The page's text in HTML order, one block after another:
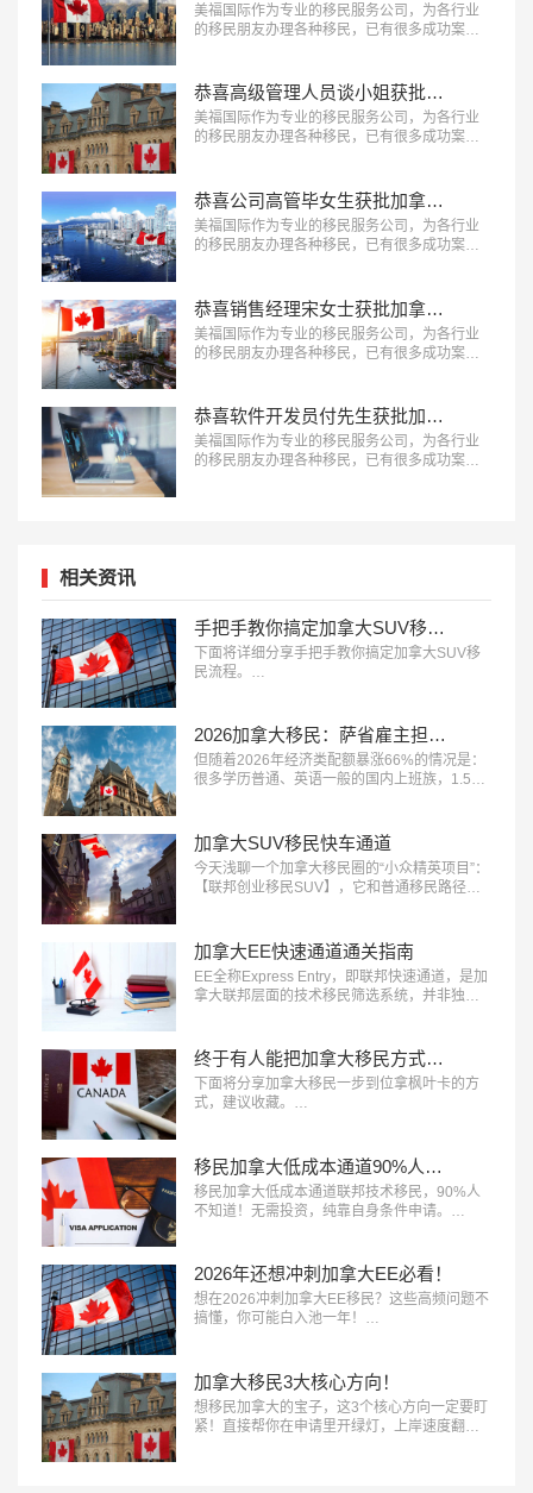
美福国际作为专业的移民服务公司，为各行业
的移民朋友办理各种移民，已有很多成功案
恭喜高级管理人员谈小姐获批加拿大联邦技术移民！
美福国际作为专业的移民服务公司，为各行业
的移民朋友办理各种移民，已有很多成功案
恭喜公司高管毕女生获批加拿大联邦技术移民！
美福国际作为专业的移民服务公司，为各行业
的移民朋友办理各种移民，已有很多成功案
恭喜销售经理宋女士获批加拿大阿省雇主担保移民！
美福国际作为专业的移民服务公司，为各行业
的移民朋友办理各种移民，已有很多成功案
恭喜软件开发员付先生获批加拿大安省雇主担保移民！
美福国际作为专业的移民服务公司，为各行业
的移民朋友办理各种移民，已有很多成功案
相关资讯
手把手教你搞定加拿大SUV移民流程
下面将详细分享手把手教你搞定加拿大SUV移
民流程。…
2026加拿大移民：萨省雇主担保，轻松拿PR
但随着2026年经济类配额暴涨66%的情况是：
很多学历普通、英语一般的国内上班族，1.5年
低、审批最快的加拿大省提名项目之一。…
加拿大SUV移民快车通道
今天浅聊一个加拿大移民圈的“小众精英项目”：
【联邦创业移民SUV​】，它和普通移民路径不
加拿大EE快速通道通关指南
EE全称Express Entry，即联邦快速通道，是加
拿大联邦层面的技术移民筛选系统，并非独立
打分制，移民局定期邀请高分申请人递交PR申
请，医疗、技工、法语人才成了优先邀请对
象。…
终于有人能把加拿大移民方式说清楚了
下面将分享加拿大移民​一步到位拿枫叶卡的方
式，建议收藏。…
移民加拿大低成本通道90%人不知道！
移民加拿大低成本通道联邦技术移民，90%人
不知道！无需投资，纯靠自身条件申请。…
2026年还想冲刺加拿大EE必看！
想在2026冲刺加拿大EE移民​？这些高频问题不
搞懂，你可能白入池一年！…
加拿大移民3大核心方向！
想移民加拿大的宝子，这3个核心方向一定要盯
紧！直接帮你在申请里开绿灯，上岸速度翻